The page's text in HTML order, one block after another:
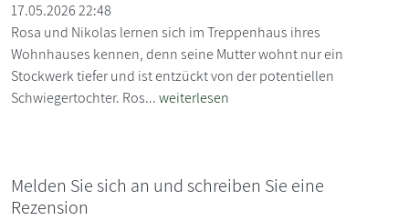
17.05.2026 22:48
Rosa und Nikolas lernen sich im Treppenhaus ihres
Wohnhauses kennen, denn seine Mutter wohnt nur ein
Stockwerk tiefer und ist entzückt von der potentiellen
Schwiegertochter. Ros...weiterlesen
Melden Sie sich an und schreiben Sie eine
Rezension